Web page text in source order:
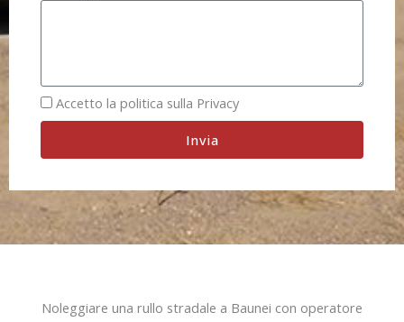
Accetto la politica sulla Privacy
Invia
Noleggiare una rullo stradale a Baunei con operatore